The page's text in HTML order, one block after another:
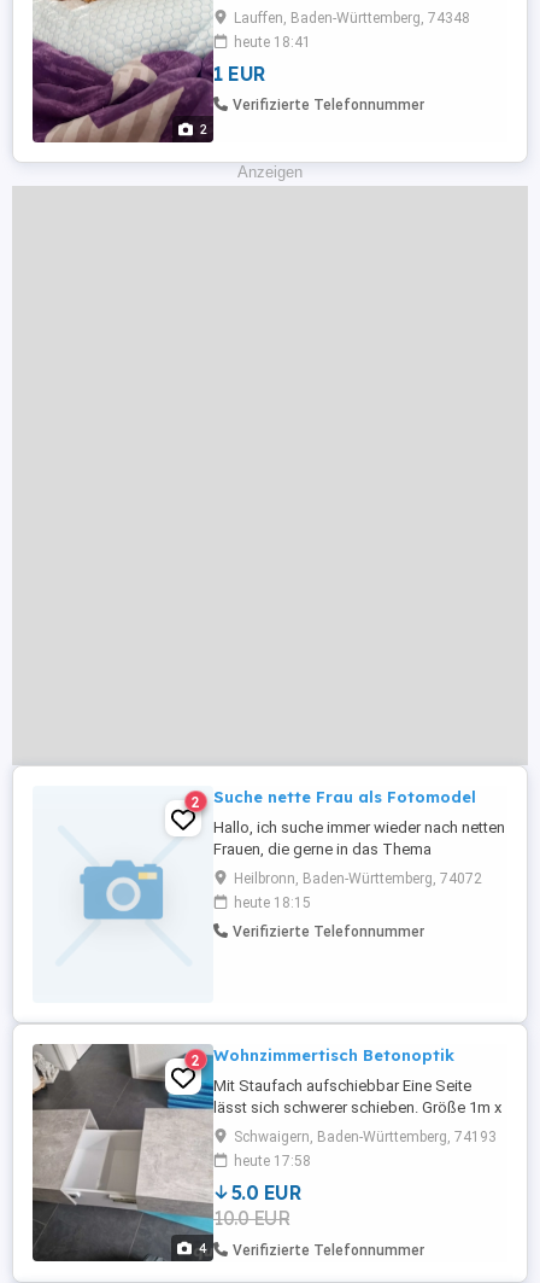
2
Katzen verträglich ist. Dino kuschelt gerne
mit seiner Bezugs Person fremde
Menschen meidet er eher er ist sehr aktiv
und spielt gerne mit anderen Hunden und
Katzen kommt er gut zurecht bei Kindern
Lauffen, Baden-Württemberg, 74348
heute 18:41
1 EUR
Verifizierte Telefonnummer
Anzeigen
2 Suche nette Frau als Fotomodel
Hallo, ich suche immer wieder nach netten
Frauen, die gerne in das Thema
Fotoshooting hinein schnuppern wollen.
Gerne kannst du natürlich auch schon
Erfahrung haben. Ich bin kein
ausgebildeter Fotograf. Ich mache aber
Heilbronn, Baden-Württemberg, 74072
heute 18:15
Verifizierte Telefonnummer
4
2 Wohnzimmertisch Betonoptik
Mit Staufach aufschiebbar Eine Seite
lässt sich schwerer schieben. Größe 1m x
60cm und 40cm hoch nur Abholung
Schwaigern, Baden-Württemberg, 74193
heute 17:58
5.0 EUR
10.0 EUR
Verifizierte Telefonnummer